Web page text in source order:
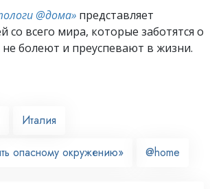
@дома» представляет
со всего мира, которые заботятся о
болеют и преуспевают в жизни.
Италия
опасному окружению» @home